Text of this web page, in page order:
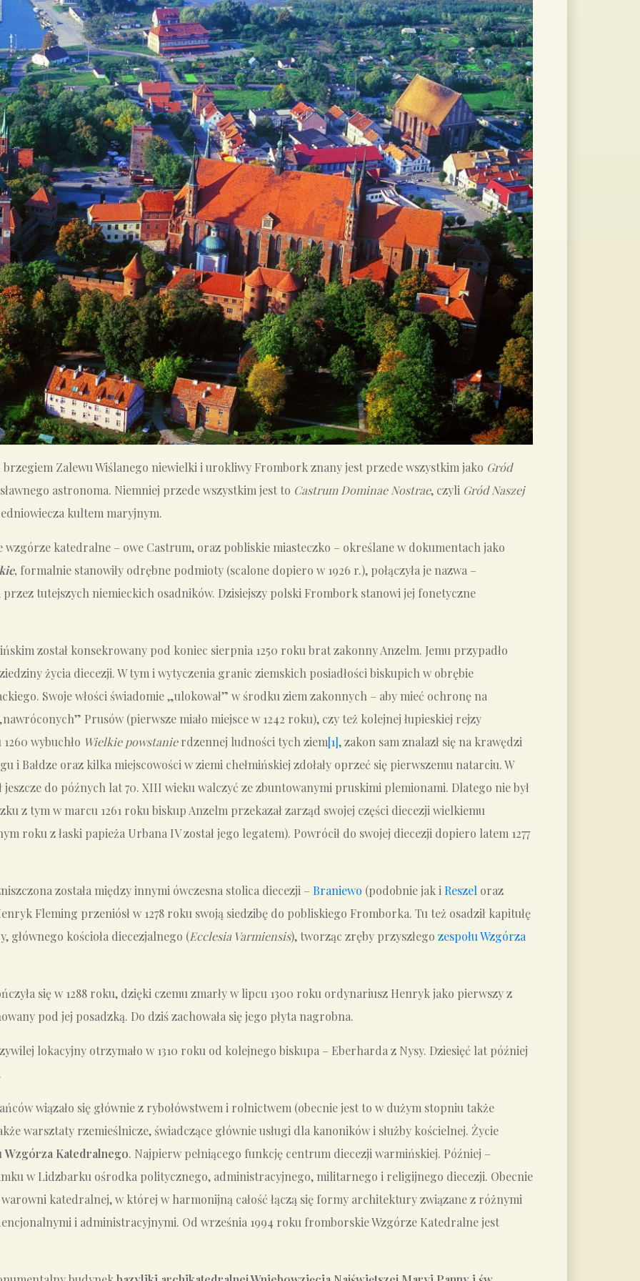
Zalewu Wiślanego niewielki i urokliwy Frombork znany jest przede wszystkim jako Gród
astronoma. Niemniej przede wszystkim jest to Castrum Dominae Nostrae, czyli Gród Naszej
kultem maryjnym.
katedralne – owe Castrum, oraz pobliskie miasteczko – określane w dokumentach jako
, formalnie stanowiły odrębne podmioty (scalone dopiero w 1926 r.), połączyła je nazwa –
tutejszych niemieckich osadników. Dzisiejszy polski Frombork stanowi jej fonetyczne
został konsekrowany pod koniec sierpnia 1250 roku brat zakonny Anzelm. Jemu przypadło
życia diecezji. W tym i wytyczenia granic ziemskich posiadłości biskupich w obrębie
Swoje włości świadomie „ulokował” w środku ziem zakonnych – aby mieć ochronę na
Prusów (pierwsze miało miejsce w 1242 roku), czy też kolejnej łupieskiej rejzy
wybuchło Wielkie powstanierdzennej ludności tych ziem[1], zakon sam znalazł się na krawędzi
i Bałdze oraz kilka miejscowości w ziemi chełmińskiej zdołały oprzeć się pierwszemu natarciu. W
jeszcze do późnych lat 70. XIII wieku walczyć ze zbuntowanymi pruskimi plemionami. Dlatego nie był
z tym w marcu 1261 roku biskup Anzelm przekazał zarząd swojej części diecezji wielkiemu
roku z łaski papieża Urbana IV został jego legatem). Powrócił do swojej diecezji dopiero latem 1277
została między innymi ówczesna stolica diecezji – Braniewo (podobnie jak i Reszel oraz
Fleming przeniósł w 1278 roku swoją siedzibę do pobliskiego Fromborka. Tu też osadził kapitułę
głównego kościoła diecezjalnego (Ecclesia Varmiensis), tworząc zręby przyszłego zespołu Wzgórza
się w 1288 roku, dzięki czemu zmarły w lipcu 1300 roku ordynariusz Henryk jako pierwszy z
pod jej posadzką. Do dziś zachowała się jego płyta nagrobna.
lokacyjny otrzymało w 1310 roku od kolejnego biskupa – Eberharda z Nysy. Dziesięć lat później
wiązało się głównie z rybołówstwem i rolnictwem (obecnie jest to w dużym stopniu także
warsztaty rzemieślnicze, świadczące głównie usługi dla kanoników i służby kościelnej. Życie
Wzgórza Katedralnego. Najpierw pełniącego funkcję centrum diecezji warmińskiej. Później –
w Lidzbarku ośrodka politycznego, administracyjnego, militarnego i religijnego diecezji. Obecnie
katedralnej, w której w harmonijną całość łączą się formy architektury związane z różnymi
i administracyjnymi. Od września 1994 roku fromborskie Wzgórze Katedralne jest